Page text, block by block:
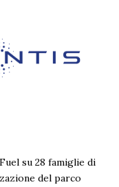
su 28 famiglie di
del parco